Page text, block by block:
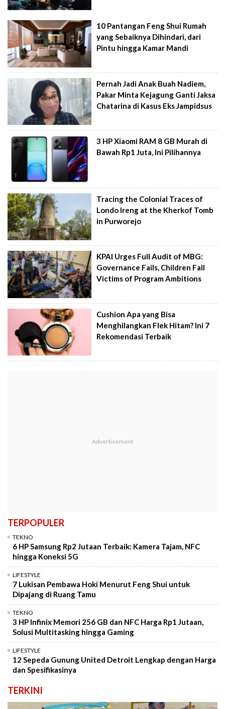
10 Pantangan Feng Shui Rumah
yang Sebaiknya Dihindari, dari
Pintu hingga Kamar Mandi
Pernah Jadi Anak Buah Nadiem,
Pakar Minta Kejagung Ganti Jaksa
Chatarina di Kasus Eks Jampidsus
3 HP Xiaomi RAM 8 GB Murah di
Bawah Rp1 Juta, Ini Pilihannya
Tracing the Colonial Traces of
Londo Ireng at the Kherkof Tomb
in Purworejo
KPAI Urges Full Audit of MBG:
Governance Fails, Children Fall
Victims of Program Ambitions
Cushion Apa yang Bisa
Menghilangkan Flek Hitam? Ini 7
Rekomendasi Terbaik
TERPOPULER
TEKNO
6 HP Samsung Rp2 Jutaan Terbaik: Kamera Tajam, NFC
hingga Koneksi 5G
LIFESTYLE
7 Lukisan Pembawa Hoki Menurut Feng Shui untuk
Dipajang di Ruang Tamu
TEKNO
3 HP Infinix Memori 256 GB dan NFC Harga Rp1 Jutaan,
Solusi Multitasking hingga Gaming
LIFESTYLE
12 Sepeda Gunung United Detroit Lengkap dengan Harga
dan Spesifikasinya
TERKINI